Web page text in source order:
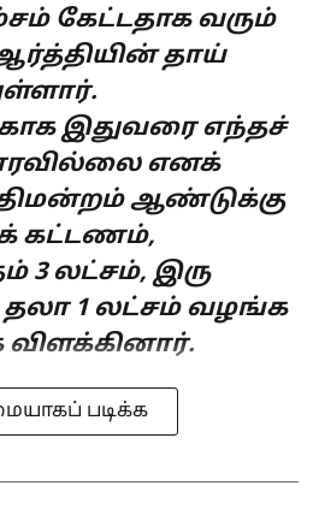
கேட்டதாக வரும்
தாய்
இதுவரை எந்தச்
எனக்
ஆண்டுக்கு
கட்டணம்,
3 லட்சம், இரு
1 லட்சம் வழங்க
விளக்கினார்.
படிக்க